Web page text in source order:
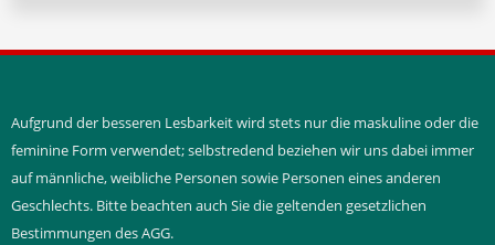
Aufgrund der besseren Lesbarkeit wird stets nur die maskuline oder die
feminine Form verwendet; selbstredend beziehen wir uns dabei immer
auf männliche, weibliche Personen sowie Personen eines anderen
Geschlechts. Bitte beachten auch Sie die geltenden gesetzlichen
Bestimmungen des AGG.